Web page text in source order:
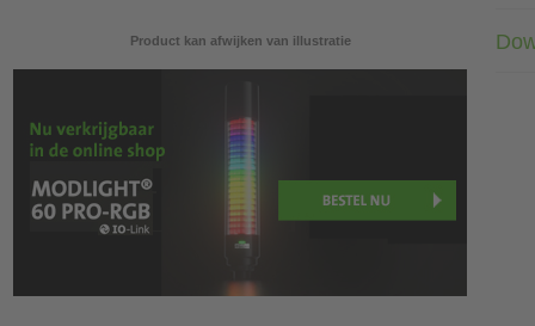
Product kan afwijken van illustratie